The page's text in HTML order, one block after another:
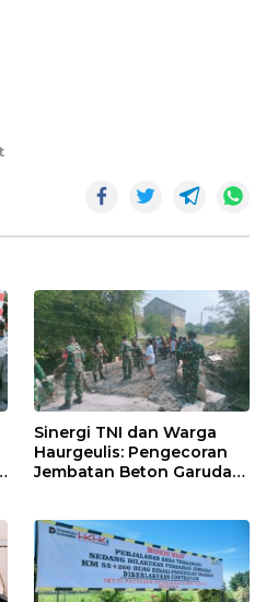
Sinergi TNI dan Warga
Haurgeulis: Pengecoran
Jembatan Beton Garuda